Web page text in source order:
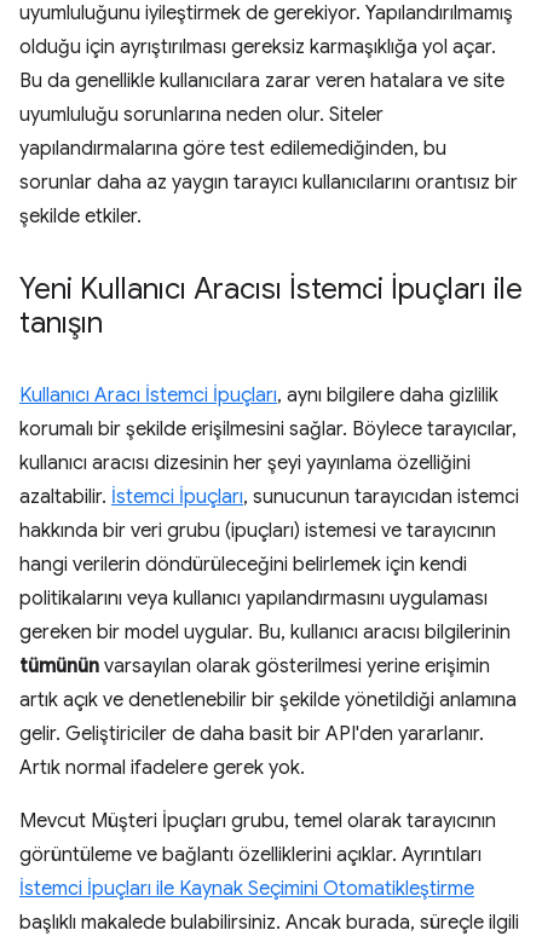
uyumluluğunu iyileştirmek de gerekiyor. Yapılandırılmamış
olduğu için ayrıştırılması gereksiz karmaşıklığa yol açar.
Bu da genellikle kullanıcılara zarar veren hatalara ve site
uyumluluğu sorunlarına neden olur. Siteler
yapılandırmalarına göre test edilemediğinden, bu
sorunlar daha az yaygın tarayıcı kullanıcılarını orantısız bir
şekilde etkiler.
Yeni Kullanıcı Aracısı İstemci İpuçları ile
tanışın
Kullanıcı Aracı İstemci İpuçları, aynı bilgilere daha gizlilik
korumalı bir şekilde erişilmesini sağlar. Böylece tarayıcılar,
kullanıcı aracısı dizesinin her şeyi yayınlama özelliğini
azaltabilir. İstemci İpuçları, sunucunun tarayıcıdan istemci
hakkında bir veri grubu (ipuçları) istemesi ve tarayıcının
hangi verilerin döndürüleceğini belirlemek için kendi
politikalarını veya kullanıcı yapılandırmasını uygulaması
gereken bir model uygular. Bu, kullanıcı aracısı bilgilerinin
tümünün varsayılan olarak gösterilmesi yerine erişimin
artık açık ve denetlenebilir bir şekilde yönetildiği anlamına
gelir. Geliştiriciler de daha basit bir API'den yararlanır.
Artık normal ifadelere gerek yok.
Mevcut Müşteri İpuçları grubu, temel olarak tarayıcının
görüntüleme ve bağlantı özelliklerini açıklar. Ayrıntıları
İstemci İpuçları ile Kaynak Seçimini Otomatikleştirme
başlıklı makalede bulabilirsiniz. Ancak burada, süreçle ilgili